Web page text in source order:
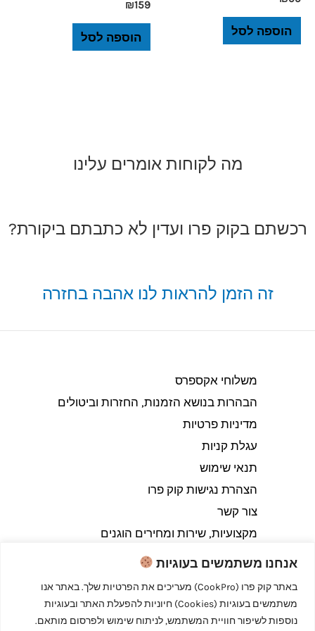
אנחנו משתמשים בעוגיות
באתר קוק פרו (CookPro) מעריכים את הפרטיות שלך. באתר אנו
משתמשים בעוגיות (Cookies) חיוניות להפעלת האתר ובעוגיות
נוספות לשיפור חוויית המשתמש, לניתוח שימוש ולפרסום מותאם.
הוספה לסל
₪159
הוספה לסל
מה לקוחות אומרים עלינו
רכשתם בקוק פרו ועדין לא כתבתם ביקורת?
זה הזמן להראות לנו אהבה בחזרה
משלוחי אקספרס
הבהרות בנושא הזמנות, החזרות וביטולים​
מדיניות פרטיות
עגלת קניות
תנאי שימוש
הצהרת נגישות קוק פרו
צור קשר
מקצועיות, שירות ומחירים הוגנים
Copyright © 2026 קוק פרו - לבשל כמו מקצוענים